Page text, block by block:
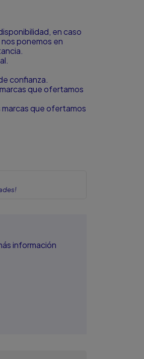
en caso
ponemos en
confianza.
que ofertamos
que ofertamos
información